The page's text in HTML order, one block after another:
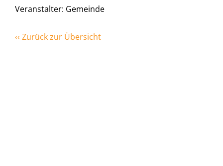
Veranstalter: Gemeinde
‹‹ Zurück zur Übersicht